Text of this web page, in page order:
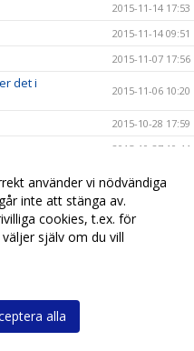
2015-11-14 17:53
2015-11-14 09:51
2015-11-07 17:56
det i
2015-11-06 10:20
2015-10-28 17:59
2015-10-27 10:44
2015-10-25 21:09
2015-10-24 17:53
2015-10-22 17:14
lördag
använder vi nödvändiga
inte att stänga av.
cookies, t.ex. för
själv om du vill
alla